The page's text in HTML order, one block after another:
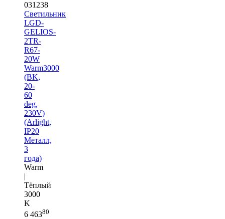
031238
Светильник
LGD-
GELIOS-
2TR-
R67-
20W
Warm3000
(BK,
20-
60
deg,
230V)
(Arlight,
IP20
Металл,
3
года)
Warm
|
Тёплый
3000
K
6 46380